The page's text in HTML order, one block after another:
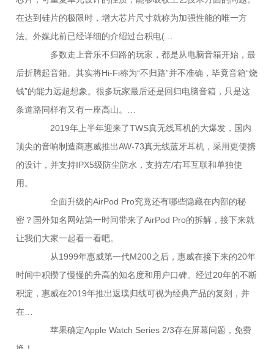
在达到硅片的极限时，增大芯片尺寸就称为加强性能的唯一方
法。外媒此前已经详细的介绍过台积电(…
多数走上音乐不归路的玩家，都是从电脑音箱开始，最
后折腾起音箱。其实将Hi-Fi称为“不归路”并不准确，毕竟音箱“烧
钱”的能力远超想象。很多玩家最后还是回归电脑音箱，只是这
条道路同样有又有一座高山。…
2019年上半年迎来了TWS真无线耳机的大爆发，国内
顶尖的音响制造商惠威推出AW-73真无线蓝牙耳机，采用更便携
的设计，并支持IPX5级防尘防水，支持左/右耳互联和单独使
用。
全面升级的AirPod Pro究竟还有哪些隐藏在内部的秘
密？国外知名网站第一时间带来了AirPod Pro的拆解，接下来就
让我们大家一起看一看吧。
从1999年惠威第一代M200之后，惠威在接下来的20年
时间中积攒了慢慢的升高的知名度和用户口碑。经过20年的不断
积淀，惠威在2019年推出返璞归线可视为经典产品的复刻，并
在…
苹果确定Apple Watch Series 2/3存在屏幕问题，免费